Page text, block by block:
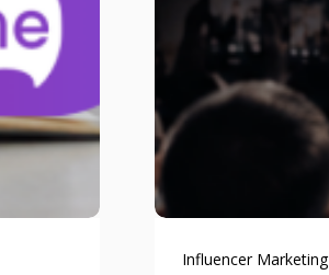
Influencer Marketing